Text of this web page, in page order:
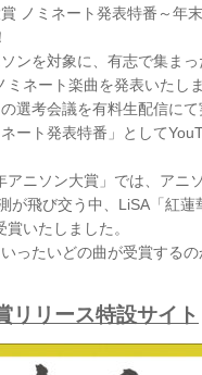
ノミネート発表特番～年
ンを対象に、有志で集まっ
ネート楽曲を発表いたしま
選考会議を有料生配信に
ート発表特番」として
アニソン大賞」では、アニ
が飛び交う中、LiSA「紅
いたしました。
ったいどの曲が受賞する
リリース特設サイト